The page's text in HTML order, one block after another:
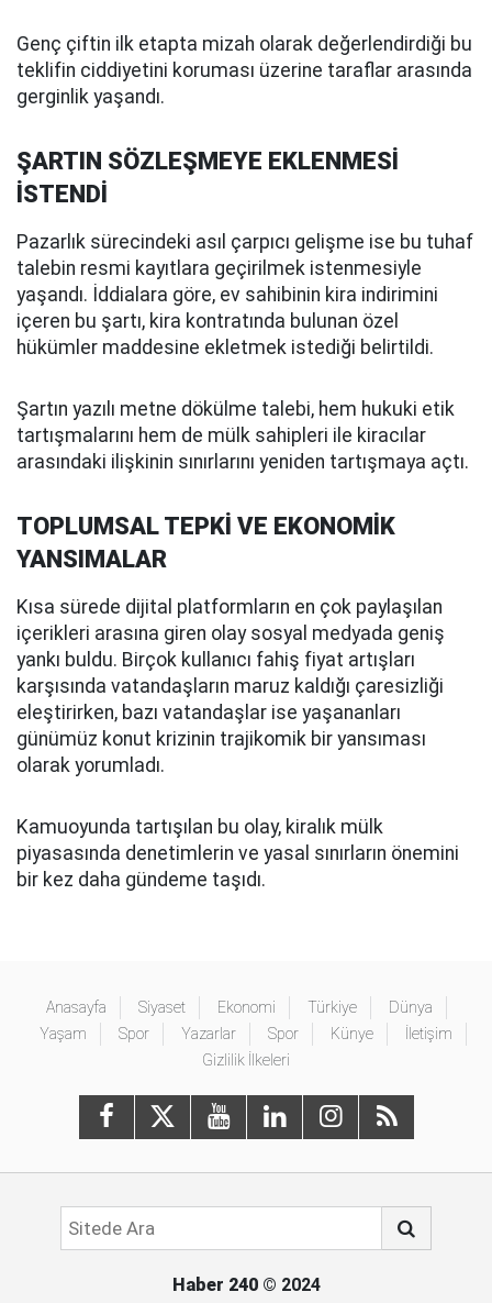
Genç çiftin ilk etapta mizah olarak değerlendirdiği bu
teklifin ciddiyetini koruması üzerine taraflar arasında
gerginlik yaşandı.
ŞARTIN SÖZLEŞMEYE EKLENMESİ
İSTENDİ
Pazarlık sürecindeki asıl çarpıcı gelişme ise bu tuhaf
talebin resmi kayıtlara geçirilmek istenmesiyle
yaşandı. İddialara göre, ev sahibinin kira indirimini
içeren bu şartı, kira kontratında bulunan özel
hükümler maddesine ekletmek istediği belirtildi.
Şartın yazılı metne dökülme talebi, hem hukuki etik
tartışmalarını hem de mülk sahipleri ile kiracılar
arasındaki ilişkinin sınırlarını yeniden tartışmaya açtı.
TOPLUMSAL TEPKİ VE EKONOMİK
YANSIMALAR
Kısa sürede dijital platformların en çok paylaşılan
içerikleri arasına giren olay sosyal medyada geniş
yankı buldu. Birçok kullanıcı fahiş fiyat artışları
karşısında vatandaşların maruz kaldığı çaresizliği
eleştirirken, bazı vatandaşlar ise yaşananları
günümüz konut krizinin trajikomik bir yansıması
olarak yorumladı.
Kamuoyunda tartışılan bu olay, kiralık mülk
piyasasında denetimlerin ve yasal sınırların önemini
bir kez daha gündeme taşıdı.
Anasayfa Siyaset Ekonomi Türkiye
Dünya
Yaşam
Spor Yazarlar Spor Künye
İletişim
Gizlilik İlkeleri
Haber 240© 2024